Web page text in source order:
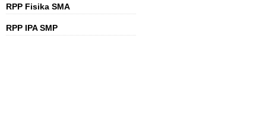
RPP Fisika SMA
RPP IPA SMP